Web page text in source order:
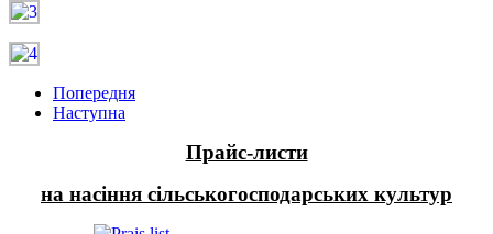
Попередня
Наступна
Прайс-листи
на насіння сільськогосподарських культур